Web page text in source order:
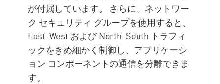
が付属しています。 さらに、ネットワー
ク セキュリティ グループを使用すると、
East-West および North-South トラフィ
ックをきめ細かく制御し、アプリケーシ
ョン コンポーネントの通信を分離できま
す。